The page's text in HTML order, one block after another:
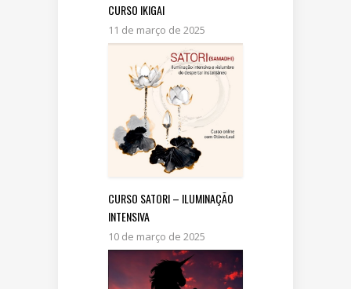
CURSO IKIGAI
11 de março de 2025
CURSO SATORI – ILUMINAÇÃO
INTENSIVA
10 de março de 2025